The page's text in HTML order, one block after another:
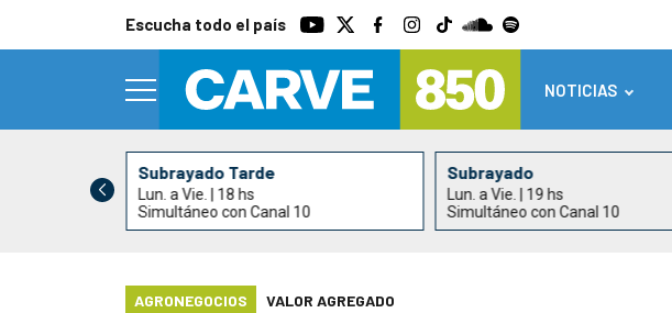
Escucha todo el país
NOTICIAS
Subrayado Tarde
Lun. a Vie. | 18 hs
Simultáneo con Canal 10
Subrayado
Lun. a Vie. | 19 hs
Simultáneo con Canal 10
AGRONEGOCIOS VALOR AGREGADO